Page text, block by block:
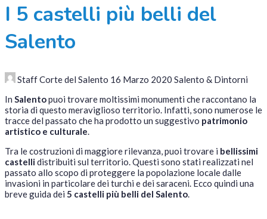
I 5 castelli più belli del
Salento
Staff Corte del Salento 16 Marzo 2020 Salento & Dintorni
In Salentopuoi trovare moltissimi monumenti che raccontano la
storia di questo meraviglioso territorio. Infatti, sono numerose le
tracce del passato che ha prodotto un suggestivo patrimonio
artistico e culturale.
Tra le costruzioni di maggiore rilevanza, puoi trovare i bellissimi
castellidistribuiti sul territorio. Questi sono stati realizzati nel
passato allo scopo di proteggere la popolazione locale dalle
invasioni in particolare dei turchi e dei saraceni. Ecco quindi una
breve guida dei 5 castelli più belli del Salento.